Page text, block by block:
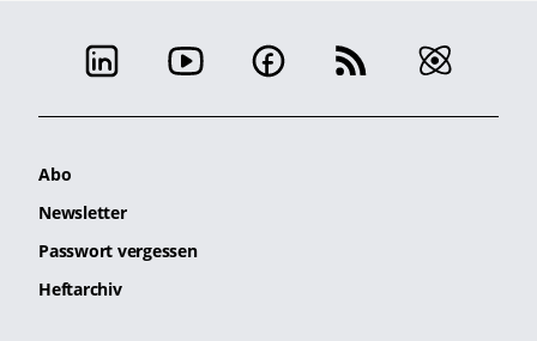
Abo
Newsletter
Passwort vergessen
Heftarchiv